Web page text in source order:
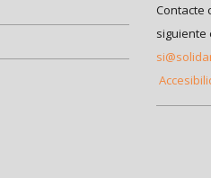
Contacte
siguiente